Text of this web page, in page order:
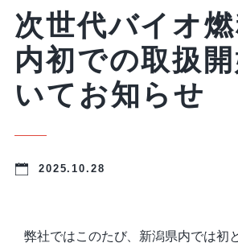
次世代バイオ
内初での取扱
いてお知らせ
2025.10.28
弊社ではこのたび、新潟県内では初